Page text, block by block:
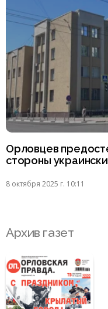
Орловцев
стороны
8 октября 2025 г. 10:11
Архив газет